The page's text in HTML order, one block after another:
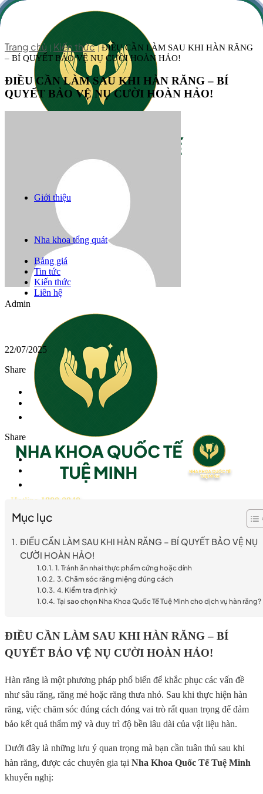
Giới thiệu
Răng sứ thẩm mỹ
Niềng răng
Trồng răng implant
Nha khoa tổng quát
Câu chuyện khách hàng
Bảng giá
Tin tức
Kiến thức
Liên hệ
Hotline 1800 0040
Trang chủ | Kiến thức|ĐIỀU CẦN LÀM SAU KHI HÀN RĂNG
– BÍ QUYẾT BẢO VỆ NỤ CƯỜI HOÀN HẢO!
ĐIỀU CẦN LÀM SAU KHI HÀN RĂNG – BÍ
QUYẾT BẢO VỆ NỤ CƯỜI HOÀN HẢO!
Admin
22/07/2025
Share
Share
Mục lục
ĐIỀU CẦN LÀM SAU KHI HÀN RĂNG – BÍ QUYẾT BẢO VỆ NỤ
CƯỜI HOÀN HẢO!
1. Tránh ăn nhai thực phẩm cứng hoặc dính
3. Chăm sóc răng miệng đúng cách
4. Kiểm tra định kỳ
Tại sao chọn Nha Khoa Quốc Tế Tuệ Minh cho dịch vụ hàn răng?
ĐIỀU CẦN LÀM SAU KHI HÀN RĂNG – BÍ
QUYẾT BẢO VỆ NỤ CƯỜI HOÀN HẢO!
Hàn răng là một phương pháp phổ biến để khắc phục các vấn đề
như sâu răng, răng mẻ hoặc răng thưa nhỏ. Sau khi thực hiện hàn
răng, việc chăm sóc đúng cách đóng vai trò rất quan trọng để đảm
bảo kết quả thẩm mỹ và duy trì độ bền lâu dài của vật liệu hàn.
Dưới đây là những lưu ý quan trọng mà bạn cần tuân thủ sau khi
hàn răng, được các chuyên gia tại Nha Khoa Quốc Tế Tuệ Minh
khuyến nghị: